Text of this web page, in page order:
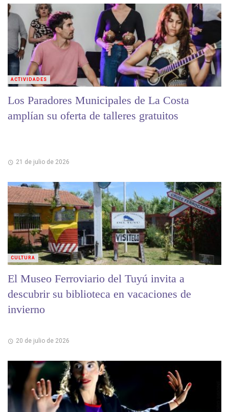
Los Paradores Municipales de La Costa
amplían su oferta de talleres gratuitos
21 de julio de 2026
ACTIVIDADES
El Museo Ferroviario del Tuyú invita a
descubrir su biblioteca en vacaciones de
invierno
20 de julio de 2026
CULTURA